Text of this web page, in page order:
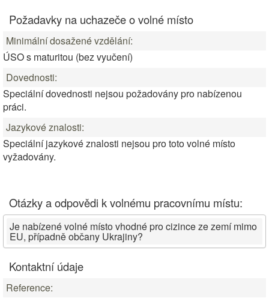
Požadavky na uchazeče o volné místo
Minimální dosažené vzdělání:
ÚSO s maturitou (bez vyučení)
Dovednosti:
Speciální dovednosti nejsou požadovány pro nabízenou
práci.
Jazykové znalosti:
Speciální jazykové znalosti nejsou pro toto volné místo
vyžadovány.
Otázky a odpovědi k volnému pracovnímu místu:
Je nabízené volné místo vhodné pro cizince ze zemí mimo
EU, případně občany Ukrajiny?
Kontaktní údaje
Reference: